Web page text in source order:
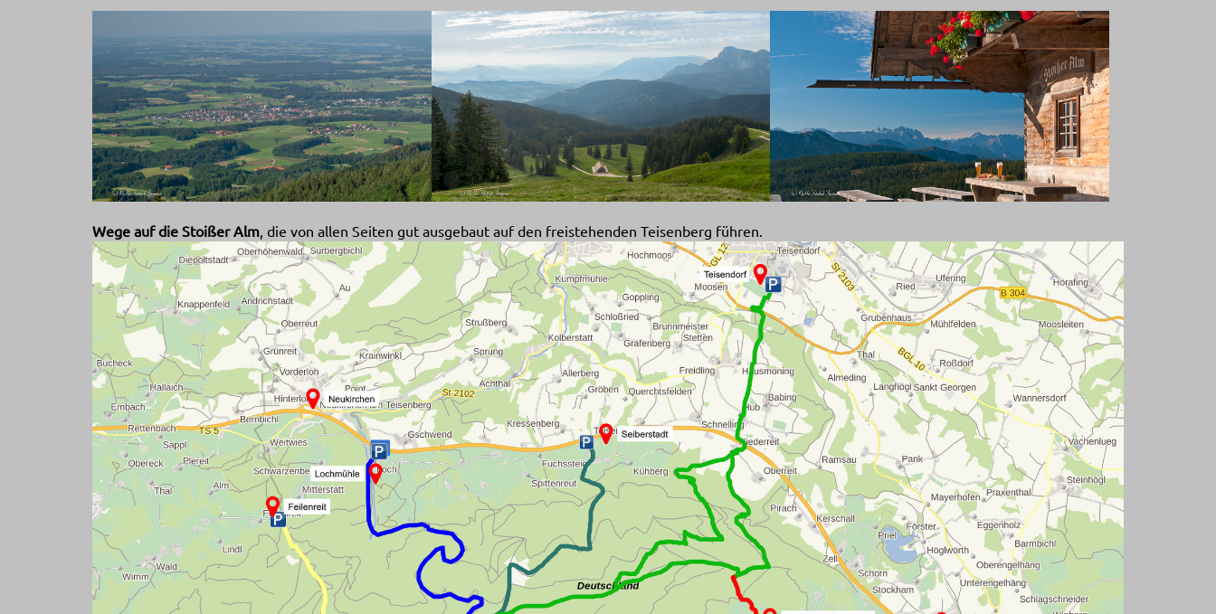
Show larger version Show larger version
Show larger version
Wege auf die Stoißer Alm, die von allen Seiten gut ausgebaut auf den freistehenden Teisenberg führen.